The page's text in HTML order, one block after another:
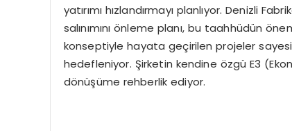
yatırımı hızlandırmayı planlıyor. Denizli
salınımını önleme planı, bu taahhüdün
konseptiyle hayata geçirilen projeler
hedefleniyor. Şirketin kendine özgü E3
dönüşüme rehberlik ediyor.